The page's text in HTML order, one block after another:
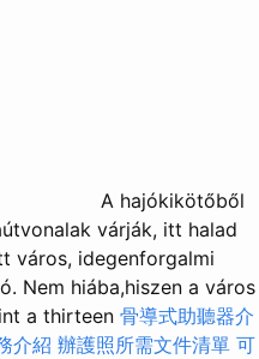
A hajókikötőből
várják, itt halad
város, idegenforgal­mi
Nem hiába,hiszen a város
a thirteen 骨導式助聽器介
介紹 辦護照所需文件清單 可